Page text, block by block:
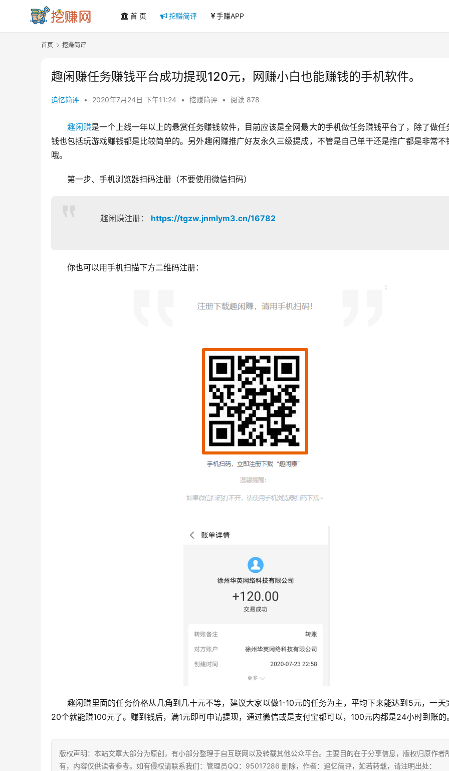
首 页 挖赚简评 手赚APP
首页 挖赚简评
趣闲赚任务赚钱平台成功提现120元，网赚小白也能赚钱的手机软件。
追忆简评 • 2020年7月24日 下午11:24 • 挖赚简评 • 阅读 878
趣闲赚是一个上线一年以上的悬赏任务赚钱软件，目前应该是全网最大的手机做任务赚钱平台了，除了做任
钱也包括玩游戏赚钱都是比较简单的。另外趣闲赚推广好友永久三级提成，不管是自己单干还是推广都是非常不
哦。
第一步、手机浏览器扫码注册（不要使用微信扫码）
趣闲赚注册： https://tgzw.jnmlym3.cn/16782
你也可以用手机扫描下方二维码注册：
趣闲赚里面的任务价格从几角到几十元不等，建议大家以做1-10元的任务为主，平均下来能达到5元，一天
20个就能赚100元了。赚到钱后，满1元即可申请提现，通过微信或是支付宝都可以，100元内都是24小时到账的
版权声明：本站文章大部分为原创，有小部分整理于自互联网以及转载其他公众平台。主要目的在于分享信息，版权归原作者
有，内容仅供读者参考。如有侵权请联系我们：管理员QQ：95017286 删除，作者：追忆简评，如若转载，请注明出处：